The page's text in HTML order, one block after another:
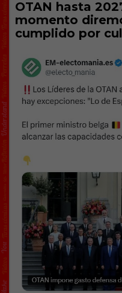
OTAN hasta
momento
cumplido por